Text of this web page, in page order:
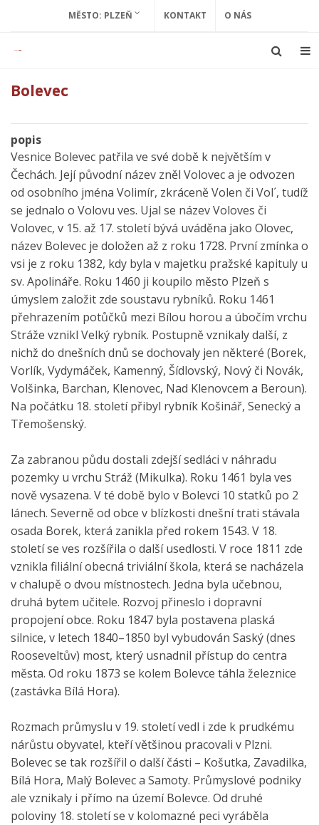
MĚSTO: PLZEŇ KONTAKT O NÁS
Bolevec
popis
Vesnice Bolevec patřila ve své době k největším v
Čechách. Její původní název zněl Volovec a je odvozen
od osobního jména Volimír, zkráceně Volen či Vol´, tudíž
se jednalo o Volovu ves. Ujal se název Voloves či
Volovec, v 15. až 17. století bývá uváděna jako Olovec,
název Bolevec je doložen až z roku 1728. První zmínka o
vsi je z roku 1382, kdy byla v majetku pražské kapituly u
sv. Apolináře. Roku 1460 ji koupilo město Plzeň s
úmyslem založit zde soustavu rybníků. Roku 1461
přehrazením potůčků mezi Bílou horou a úbočím vrchu
Stráže vznikl Velký rybník. Postupně vznikaly další, z
nichž do dnešních dnů se dochovaly jen některé (Borek,
Vorlík, Vydymáček, Kamenný, Šídlovský, Nový či Novák,
Volšinka, Barchan, Klenovec, Nad Klenovcem a Beroun).
Na počátku 18. století přibyl rybník Košinář, Senecký a
Třemošenský.
Za zabranou půdu dostali zdejší sedláci v náhradu
pozemky u vrchu Stráž (Mikulka). Roku 1461 byla ves
nově vysazena. V té době bylo v Bolevci 10 statků po 2
lánech. Severně od obce v blízkosti dnešní trati stávala
osada Borek, která zanikla před rokem 1543. V 18.
století se ves rozšířila o další usedlosti. V roce 1811 zde
vznikla filiální obecná triviální škola, která se nacházela
v chalupě o dvou místnostech. Jedna byla učebnou,
druhá bytem učitele. Rozvoj přineslo i dopravní
propojení obce. Roku 1847 byla postavena plaská
silnice, v letech 1840–1850 byl vybudován Saský (dnes
Rooseveltův) most, který usnadnil přístup do centra
města. Od roku 1873 se kolem Bolevce táhla železnice
(zastávka Bílá Hora).
Rozmach průmyslu v 19. století vedl i zde k prudkému
nárůstu obyvatel, kteří většinou pracovali v Plzni.
Bolevec se tak rozšířil o další části – Košutka, Zavadilka,
Bílá Hora, Malý Bolevec a Samoty. Průmyslové podniky
ale vznikaly i přímo na území Bolevce. Od druhé
poloviny 18. století se v kolomazné peci vyráběla